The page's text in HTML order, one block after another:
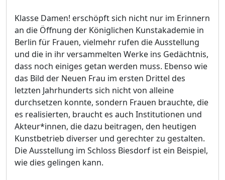
Klasse Damen! erschöpft sich nicht nur im Erinnern
an die Öffnung der Königlichen Kunstakademie in
Berlin für Frauen, vielmehr rufen die Ausstellung
und die in ihr versammelten Werke ins Gedächtnis,
dass noch einiges getan werden muss. Ebenso wie
das Bild der Neuen Frau im ersten Drittel des
letzten Jahrhunderts sich nicht von alleine
durchsetzen konnte, sondern Frauen brauchte, die
es realisierten, braucht es auch Institutionen und
Akteur*innen, die dazu beitragen, den heutigen
Kunstbetrieb diverser und gerechter zu gestalten.
Die Ausstellung im Schloss Biesdorf ist ein Beispiel,
wie dies gelingen kann.